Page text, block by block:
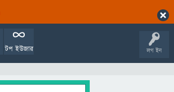
লগ ইন
টপ ইউজার